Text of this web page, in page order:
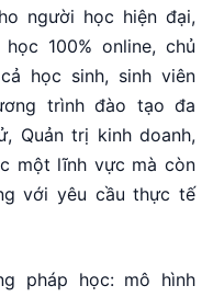
người học hiện đại,
100% online, chủ
học sinh, sinh viên
trình đào tạo đa
Quản trị kinh doanh,
một lĩnh vực mà còn
với yêu cầu thực tế
pháp học: mô hình